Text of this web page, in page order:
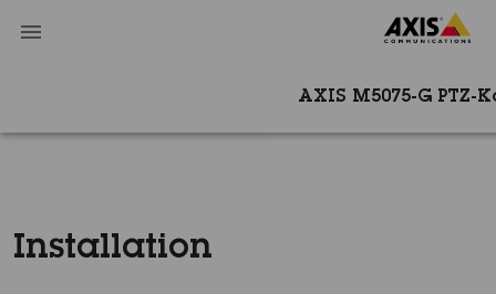
AXIS M5075-G PTZ-
Installation